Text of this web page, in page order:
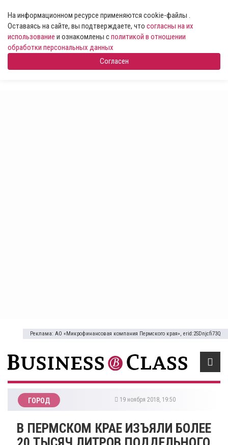
На информационном ресурсе применяются cookie-файлы .
Оставаясь на сайте, вы подтверждаете, что согласны на их
использование и ознакомлены сполитикой в отношении
обработки персональных данных
Согласен
Реклама: АО «Микрофинансовая компания Пермского края», erid:2SDnjcfi73Q
ГОРОД 19 ноября 2018, 19:50
​В ПЕРМСКОМ КРАЕ ИЗЪЯЛИ БОЛЕЕ